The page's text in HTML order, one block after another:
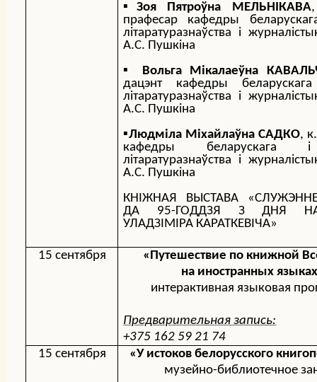
▪️ Зоя Пятроўна МЕЛЬНІКАВА
прафесар кафедры
літаратуразнаўства і
А.С. Пушкіна
▪️ Вольга Мікалаеўна
дацэнт кафедры
літаратуразнаўства і
А.С. Пушкіна
▪️Людміла Міхайлаўна САДКО,
кафедры беларускага
літаратуразнаўства і
А.С. Пушкіна
КНІЖНАЯ ВЫСТАВА
ДА 95-ГОДДЗЯ З ДНЯ
УЛАДЗІМІРА КАРАТКЕВІЧА»
15 сентября
«Путешествие по книжной
на иностранных
интерактивная языковая
Предварительная запись:
+375 162 59 21 74
15 сентября
«У истоков белорусского
музейно-библиотечное